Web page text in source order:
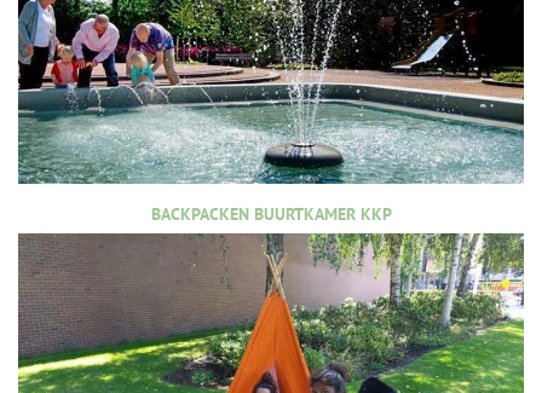
BACKPACKEN BUURTKAMER KKP